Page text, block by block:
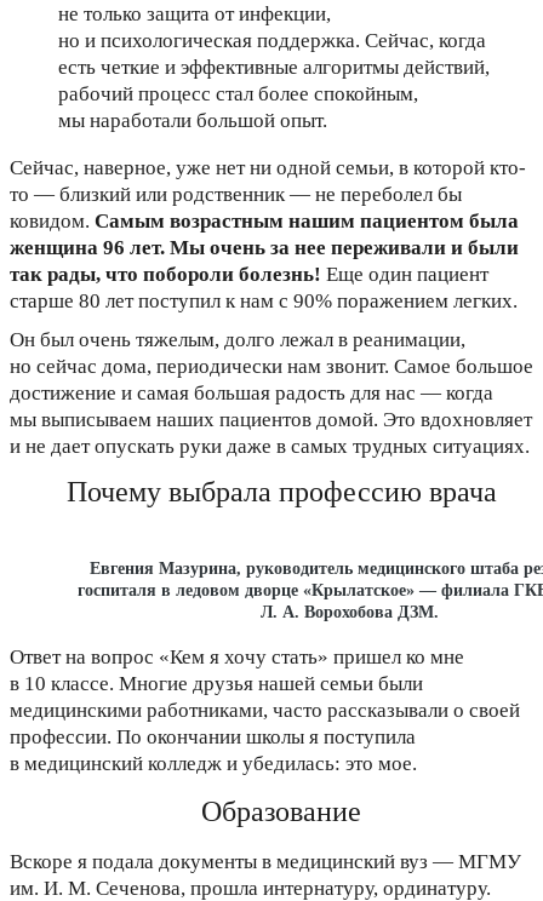
не только защита от инфекции,
но и психологическая поддержка. Сейчас, когда
есть четкие и эффективные алгоритмы действий,
рабочий процесс стал более спокойным,
мы наработали большой опыт.
Сейчас, наверное, уже нет ни одной семьи, в которой кто-
то — близкий или родственник — не переболел бы
ковидом. Самым возрастным нашим пациентом была
женщина 96 лет. Мы очень за нее переживали и были
так рады, что побороли болезнь! Еще один пациент
старше 80 лет поступил к нам с 90% поражением легких.
Он был очень тяжелым, долго лежал в реанимации,
но сейчас дома, периодически нам звонит. Самое большое
достижение и самая большая радость для нас — когда
мы выписываем наших пациентов домой. Это вдохновляет
и не дает опускать руки даже в самых трудных ситуациях.
Почему выбрала профессию врача
Евгения Мазурина, руководитель медицинского штаба
госпиталя в ледовом дворце «Крылатское» — филиала
Л. А. Ворохобова ДЗМ.
Ответ на вопрос «Кем я хочу стать» пришел ко мне
в 10 классе. Многие друзья нашей семьи были
медицинскими работниками, часто рассказывали о своей
профессии. По окончании школы я поступила
в медицинский колледж и убедилась: это мое.
Образование
Вскоре я подала документы в медицинский вуз — МГМУ
им. И. М. Сеченова, прошла интернатуру, ординатуру.